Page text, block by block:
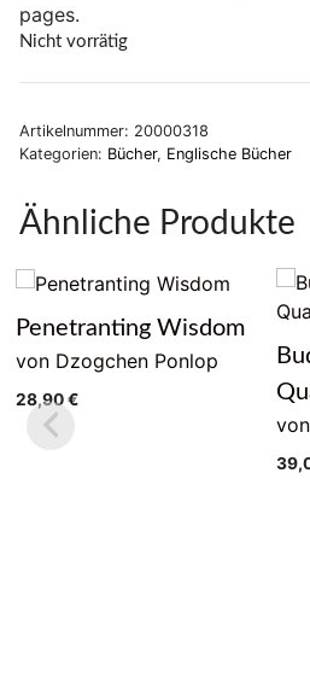
pages.
Nicht vorrätig
Artikelnummer: 20000318
Kategorien: Bücher, Englische Bücher
Ähnliche Produkte
Penetranting Wisdom
von Dzogchen Ponlop
28,90€